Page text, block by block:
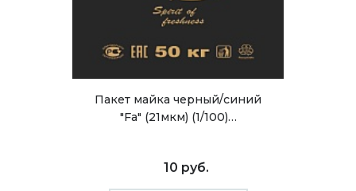
Пакет майка черный/синий
"Fa" (21мкм) (1/100)…
10 руб.